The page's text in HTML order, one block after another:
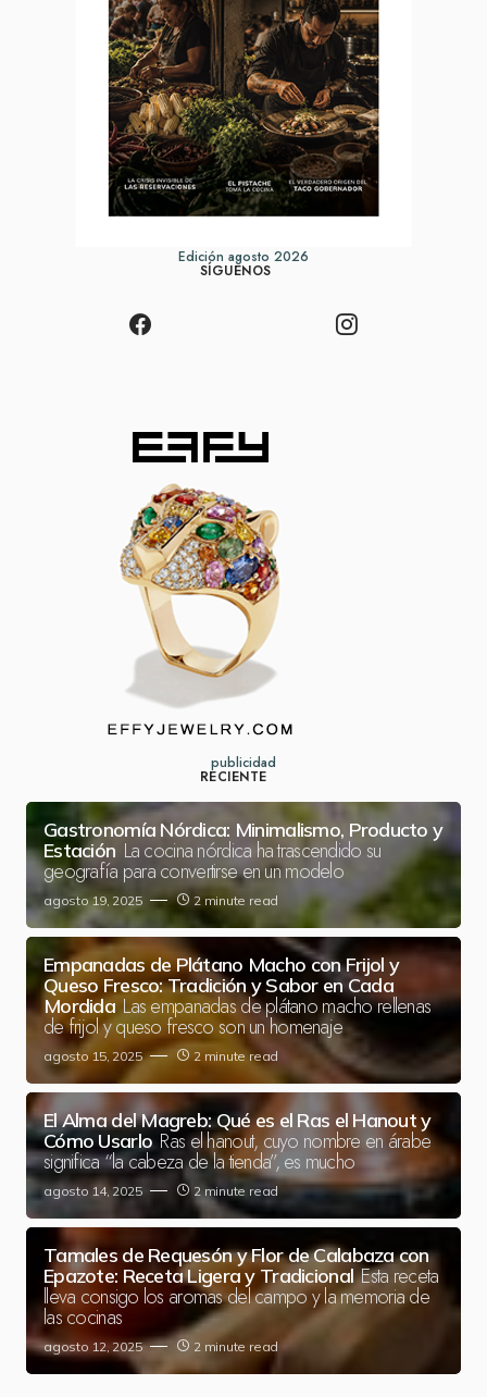
Edición agosto 2026
SÍGUENOS
publicidad
RECIENTE
Gastronomía Nórdica: Minimalismo, Producto y
Estación La cocina nórdica ha trascendido su
geografía para convertirse en un modelo
agosto 19, 2025 2 minute read
Empanadas de Plátano Macho con Frijol y
Queso Fresco: Tradición y Sabor en Cada
Mordida Las empanadas de plátano macho rellenas
de frijol y queso fresco son un homenaje
agosto 15, 2025 2 minute read
El Alma del Magreb: Qué es el Ras el Hanout y
Cómo Usarlo Ras el hanout, cuyo nombre en árabe
significa “la cabeza de la tienda”, es mucho
agosto 14, 2025 2 minute read
Tamales de Requesón y Flor de Calabaza con
Epazote: Receta Ligera y Tradicional Esta receta
lleva consigo los aromas del campo y la memoria de
las cocinas
agosto 12, 2025 2 minute read